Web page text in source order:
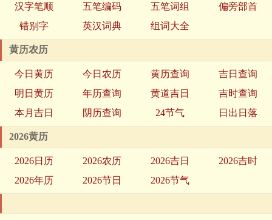
汉字笔顺
五笔编码 五笔词组
偏旁部首
错别字
英汉词典 组词大全
黄历农历
今日黄历 今日农历 黄历查询
吉日查询
明日黄历
年历查询 黄道吉日
吉时查询
本月吉日
阴历查询 24节气 日出日落
2026黄历
2026日历 2026农历 2026吉日
2026吉时
2026年历
2026节日 2026节气